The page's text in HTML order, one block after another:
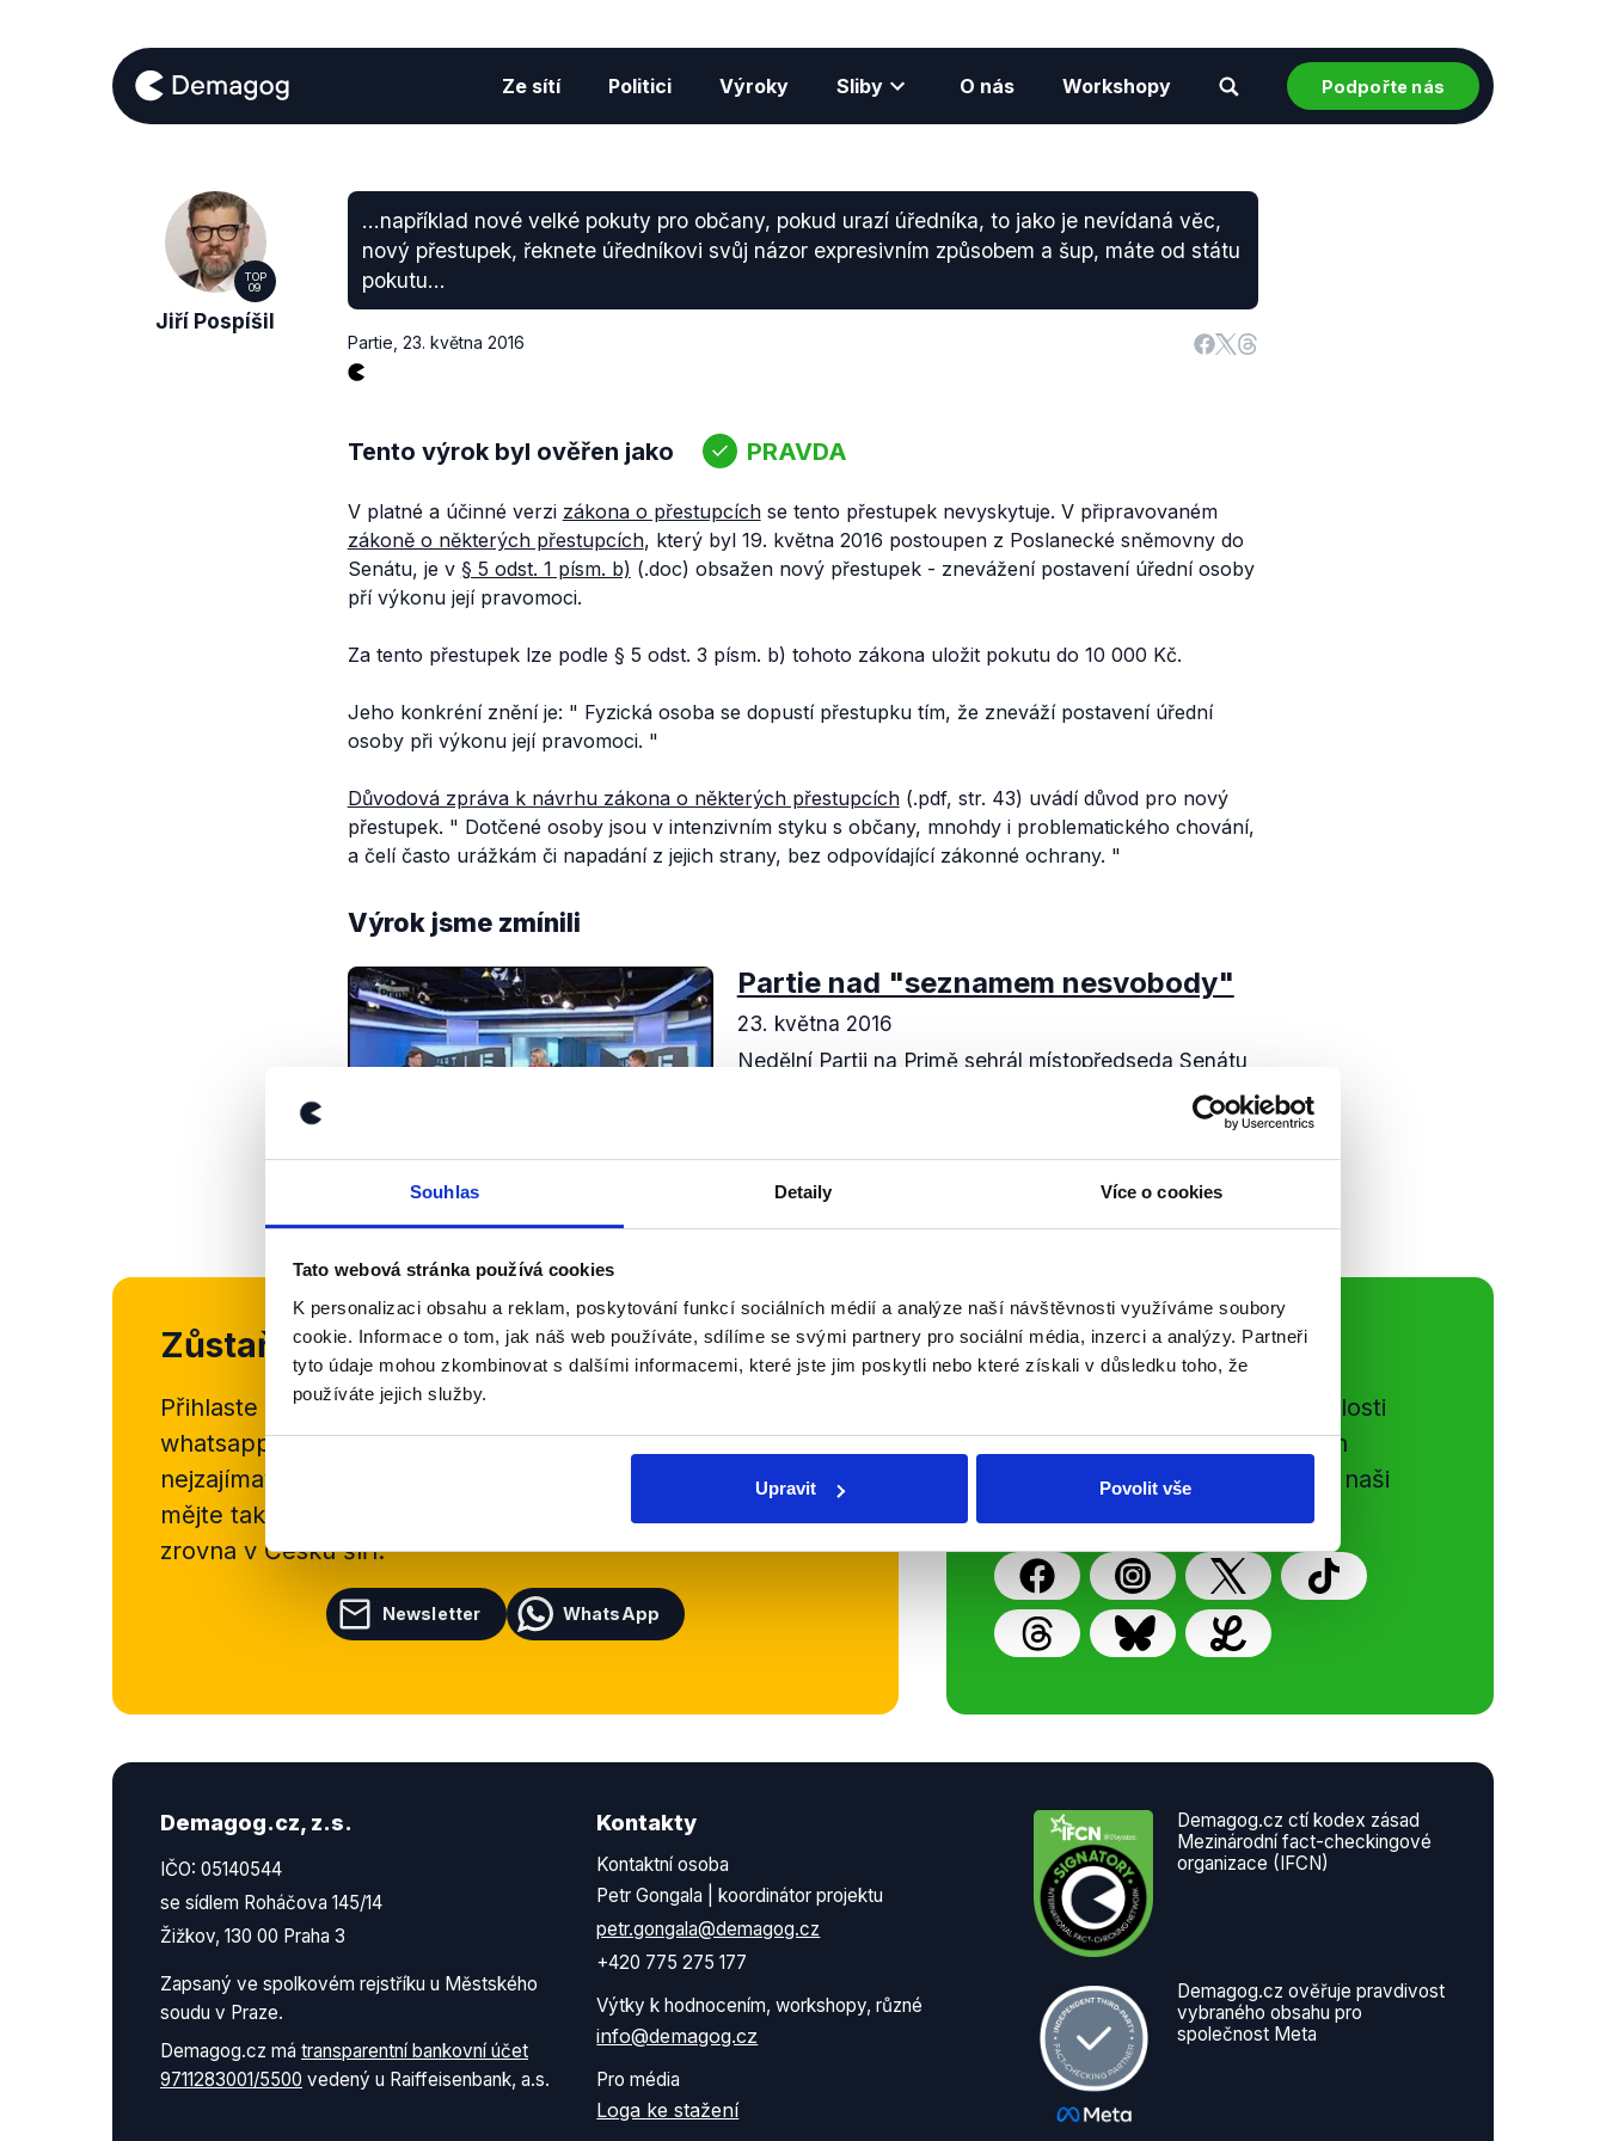
Souhlas Detaily Více o cookies
Tato webová stránka používá cookies
K personalizaci obsahu a reklam, poskytování funkcí sociálních médií a analýze naší návštěvnosti využíváme soubory
cookie. Informace o tom, jak náš web používáte, sdílíme se svými partnery pro sociální média, inzerci a analýzy. Partneři
tyto údaje mohou zkombinovat s dalšími informacemi, které jste jim poskytli nebo které získali v důsledku toho, že
používáte jejich služby.
Upravit Povolit vše
Ze sítí Politici Výroky Sliby O nás Workshopy Podpořte nás
TOP
09
Jiří Pospíšil
...například nové velké pokuty pro občany, pokud urazí úředníka, to jako je nevídaná věc,
nový přestupek, řeknete úředníkovi svůj názor expresivním způsobem a šup, máte od státu
pokutu...
Partie 23. května 2016
Tento výrok byl ověřen jako PRAVDA
V platné a účinné verzi zákona o přestupcíchse tento přestupek nevyskytuje. V připravovaném
zákoně o některých přestupcích, který byl 19. května 2016 postoupen z Poslanecké sněmovny do
Senátu, je v § 5 odst. 1 písm. b) (.doc) obsažen nový přestupek - znevážení postavení úřední osoby
pří výkonu její pravomoci.
Za tento přestupek lze podle § 5 odst. 3 písm. b) tohoto zákona uložit pokutu do 10 000 Kč.
Jeho konkréní znění je: " Fyzická osoba se dopustí přestupku tím, že zneváží postavení úřední
osoby při výkonu její pravomoci. "
Důvodová zpráva k návrhu zákona o některých přestupcích(.pdf, str. 43) uvádí důvod pro nový
přestupek. " Dotčené osoby jsou v intenzivním styku s občany, mnohdy i problematického chování,
a čelí často urážkám či napadání z jejich strany, bez odpovídající zákonné ochrany. "
Výrok jsme zmínili
Partie nad "seznamem nesvobody"
23. května 2016
Nedělní Partii na Primě sehrál místopředseda Senátu
(zvolený za TOP 09) a o poklidnou partii se skutečně
Číst dál
Zůstaňme v kontaktu
Přihlaste se k odběru našeho
whatsappového kanálu, kde pravidelně přinášíme shrnutí
nejzajímavějších článků a analýz. Začněte nás odebírat, a
mějte tak přehled o tom, jaké dezinformace a nepravdy se
zrovna v Česku šíří.
Newsletter WhatsApp
Sociální sítě
Nenechte si ujít nejnovější události
z Demagog.cz. Sdílením našich
příspěvků přátelům podpoříte naši
Demagog.cz, z.s.
IČO: 05140544
se sídlem Roháčova 145/14
Žižkov, 130 00 Praha 3
Zapsaný ve spolkovém rejstříku u Městského
soudu v Praze.
Demagog.cz má transparentní bankovní účet
9711283001/5500 vedený u Raiffeisenbank, a.s.
Kontakty
Kontaktní osoba
Petr Gongala | koordinátor projektu
petr.gongala@demagog.cz
+420 775 275 177
Výtky k hodnocením, workshopy, různé
info@demagog.cz
Pro média
Loga ke stažení
Demagog.cz ctí kodex zásad
Mezinárodní fact-checkingové
organizace (IFCN)
Demagog.cz ověřuje pravdivost
vybraného obsahu pro
společnost Meta